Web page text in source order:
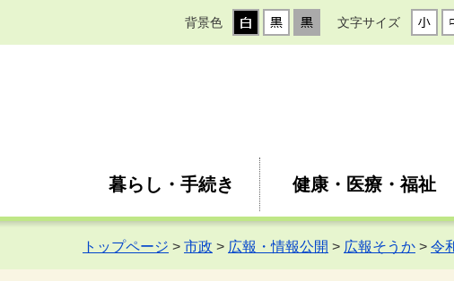
背景色 文字サイズ
暮らし・手続き 健康・医療・福祉
トップページ > 市政 > 広報・情報公開 > 広報そうか > 令